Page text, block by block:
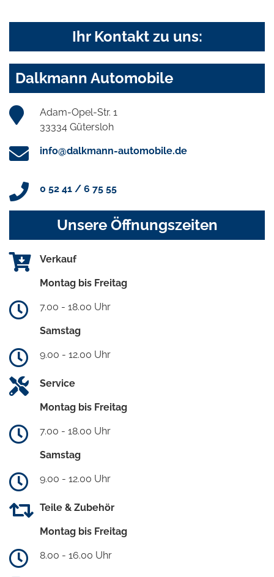
Ihr Kontakt zu uns:
Dalkmann Automobile
Adam-Opel-Str. 1
33334 Gütersloh
info@dalkmann-automobile.de
0 52 41 / 6 75 55
Unsere Öffnungszeiten
Verkauf
Montag bis Freitag
7.00 - 18.00 Uhr
Samstag
9.00 - 12.00 Uhr
Service
Montag bis Freitag
7.00 - 18.00 Uhr
Samstag
9.00 - 12.00 Uhr
Teile & Zubehör
Montag bis Freitag
8.00 - 16.00 Uhr